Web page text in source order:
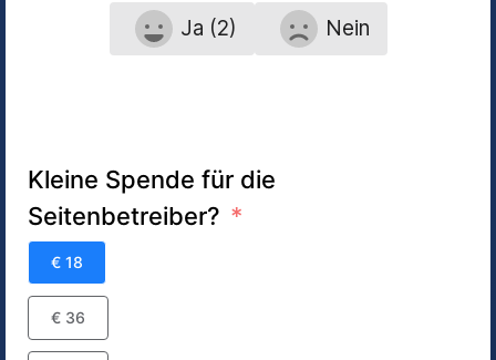
Ja (2) Nein
Kleine Spende für die
Seitenbetreiber?
€ 18
€ 36